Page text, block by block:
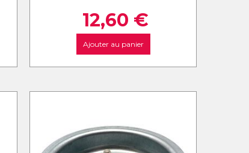
12,60 €
Ajouter au panier